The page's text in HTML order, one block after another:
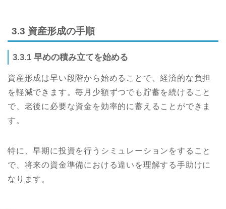
3.3 資産形成の手順
3.3.1 早めの積み立てを始める
資産形成は早い段階から始めることで、経済的な負担
を軽減できます。毎月少額ずつでも貯蓄を続けること
で、老後に必要な資金を効率的に蓄えることができま
す。
特に、早期に投資を行うシミュレーションをすること
で、将来の資金準備における違いを理解する手助けに
なります。